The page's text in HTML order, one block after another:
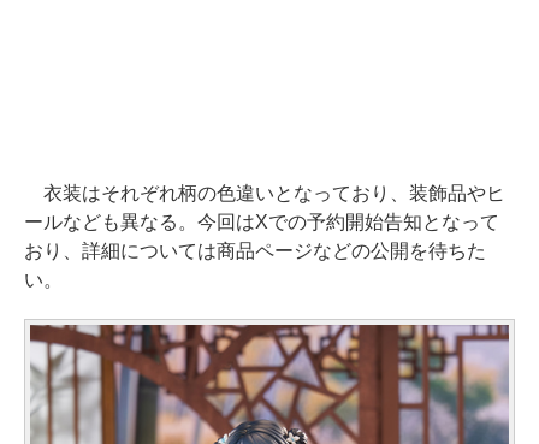
衣装はそれぞれ柄の色違いとなっており、装飾品やヒ
ールなども異なる。今回はXでの予約開始告知となって
おり、詳細については商品ページなどの公開を待ちた
い。